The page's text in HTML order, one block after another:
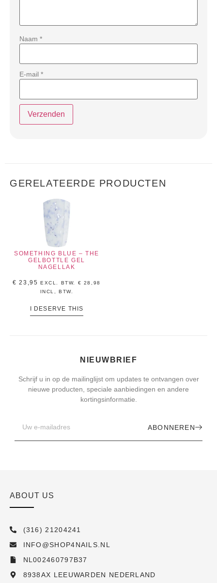
Naam *
E-mail *
GERELATEERDE PRODUCTEN
SOMETHING BLUE – THE
GELBOTTLE GEL
NAGELLAK
€ 23,95 EXCL. BTW. € 28,98
INCL, BTW.
I DESERVE THIS
NIEUWBRIEF
Schrijf u in op de mailinglijst om updates te ontvangen over
nieuwe producten, speciale aanbiedingen en andere
kortingsinformatie.
ABONNEREN
ABOUT US
(316) 21204241
INFO@SHOP4NAILS.NL
NL002460797B37
8938AX LEEUWARDEN NEDERLAND